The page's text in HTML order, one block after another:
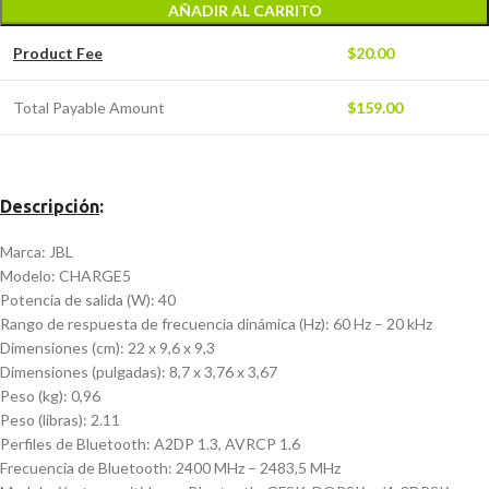
AÑADIR AL CARRITO
Product Fee $20.00
Total Payable Amount $159.00
Descripción:
Marca: JBL
Modelo: CHARGE5
Potencia de salida (W): 40
Rango de respuesta de frecuencia dinámica (Hz): 60 Hz – 20 kHz
Dimensiones (cm): 22 x 9,6 x 9,3
Dimensiones (pulgadas): 8,7 x 3,76 x 3,67
Peso (kg): 0,96
Peso (libras): 2.11
Perfiles de Bluetooth: A2DP 1.3, AVRCP 1.6
Frecuencia de Bluetooth: 2400 MHz – 2483,5 MHz